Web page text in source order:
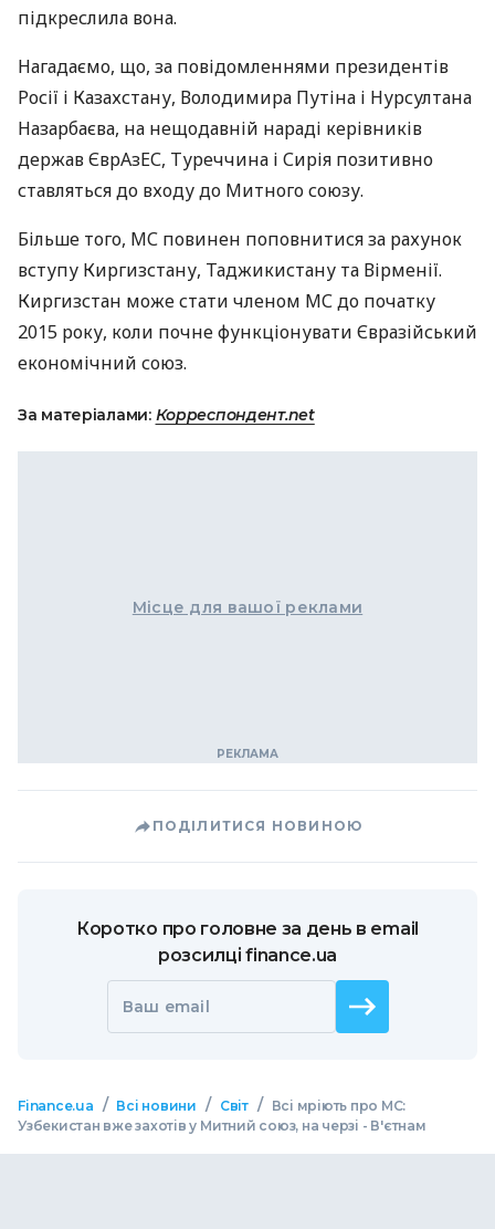
підкреслила вона.
Нагадаємо, що, за повідомленнями президентів
Росії і Казахстану, Володимира Путіна і Нурсултана
Назарбаєва, на нещодавній нараді керівників
держав ЄврАзЕС, Туреччина і Сирія позитивно
ставляться до входу до Митного союзу.
Більше того, МС повинен поповнитися за рахунок
вступу Киргизстану, Таджикистану та Вірменії.
Киргизстан може стати членом МС до початку
2015 року, коли почне функціонувати Євразійський
економічний союз.
За матеріалами: Корреспондент.net
Місце для вашої реклами
ПОДІЛИТИСЯ НОВИНОЮ
Коротко про головне за день в email
розсилці finance.ua
Ваш email
Finance.ua / Всі новини / Світ /
Всі мріють про МС:
Узбекистан вже захотів у Митний союз, на черзі - В'єтнам